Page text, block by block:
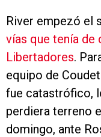
River empezó el
vías que tenía de
Libertadores.
equipo de
fue catastrófico,
perdiera terreno
domingo, ante